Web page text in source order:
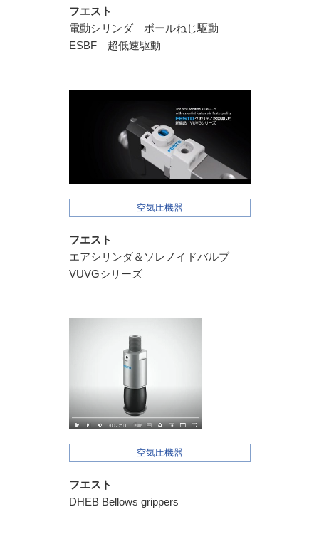
フエスト
電動シリンダ ボールねじ駆動
ESBF 超低速駆動
空気圧機器
フエスト
エアシリンダ＆ソレノイドバルブ
VUVGシリーズ
空気圧機器
フエスト
DHEB Bellows grippers